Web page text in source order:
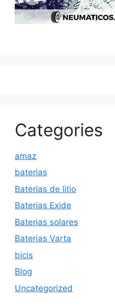
Categories
amaz
baterias
Baterias de litio
Baterias Exide
Baterias solares
Baterias Varta
bicis
Blog
Uncategorized